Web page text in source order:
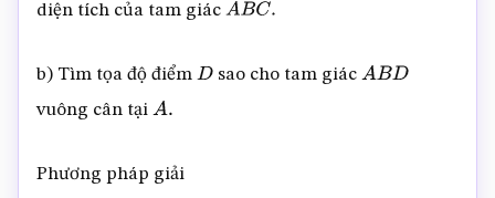
diện tích của tam giác ABC.
b) Tìm tọa độ điểm D sao cho tam giácABD
vuông cân tại A.
Phương pháp giải